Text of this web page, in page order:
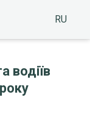
RU
водіїв